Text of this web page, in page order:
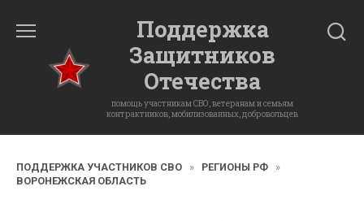
содержанию
Поддержка
Защитников
Отечества
помощь участникам СВО, ветеранам и семьям
контрактников, мобилизованных, добровольцев
ПОДДЕРЖКА УЧАСТНИКОВ СВО » РЕГИОНЫ РФ
»
ВОРОНЕЖСКАЯ ОБЛАСТЬ